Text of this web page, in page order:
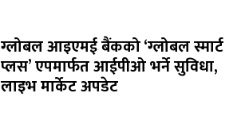
ग्लोबल आइएमई बैंकको ‘ग्लोबल स्मार्ट
प्लस’ एपमार्फत आईपीओ भर्ने सुविधा,
लाइभ मार्केट अपडेट